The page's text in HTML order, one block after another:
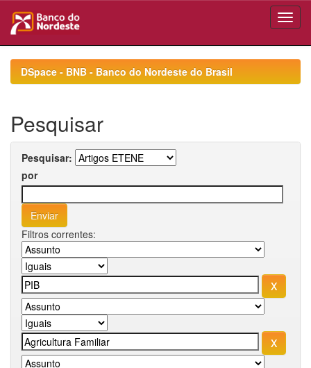
navigationDSpace - BNB - Banco do Nordeste do Brasil
Pesquisar
Pesquisar:
por
Filtros correntes: